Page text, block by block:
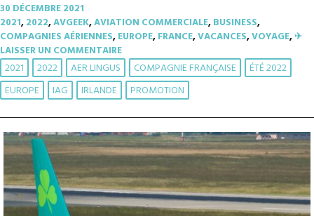
30 DÉCEMBRE 2021
2021,2022,AVGEEK,AVIATION COMMERCIALE,BUSINESS,
COMPAGNIES AÉRIENNES,EUROPE,FRANCE,VACANCES,VOYAGE,✈︎
LAISSER UN COMMENTAIRE
2021 2022 AER LINGUS COMPAGNIE FRANÇAISE
ÉTÉ 2022
EUROPE
IAG IRLANDE PROMOTION